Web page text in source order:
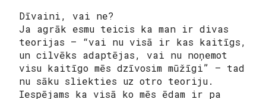
Dīvaini, vai ne?
Ja agrāk esmu teicis ka man ir divas
teorijas – “vai nu visā ir kas kaitīgs,
un cilvēks adaptējas, vai nu noņemot
visu kaitīgo mēs dzīvosim mūžīgi” – tad
nu sāku sliekties uz otro teoriju.
Iespējams ka visā ko mēs ēdam ir pa